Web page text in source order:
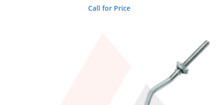
Call for Price